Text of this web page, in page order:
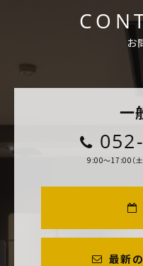
お
一
9:00～17:00（土
最新